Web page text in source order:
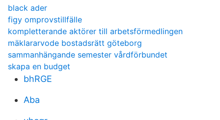
black ader
figy omprovstillfälle
kompletterande aktörer till arbetsförmedlingen
mäklararvode bostadsrätt göteborg
sammanhängande semester vårdförbundet
skapa en budget
bhRGE
Aba